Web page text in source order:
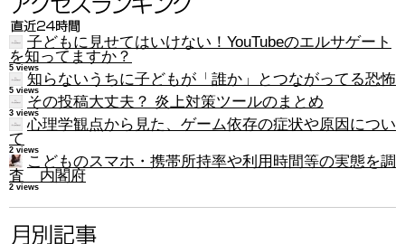
子どもに見せてはいけない！YouTubeのエルサゲート
を知ってますか？
5 views
知らないうちに子どもが「誰か」とつながってる恐怖
5 views
その投稿大丈夫？ 炎上対策ツールのまとめ
3 views
心理学観点から見た、ゲーム依存の症状や原因につい
て
2 views
こどものスマホ・携帯所持率や利用時間等の実態を調
査 内閣府
2 views